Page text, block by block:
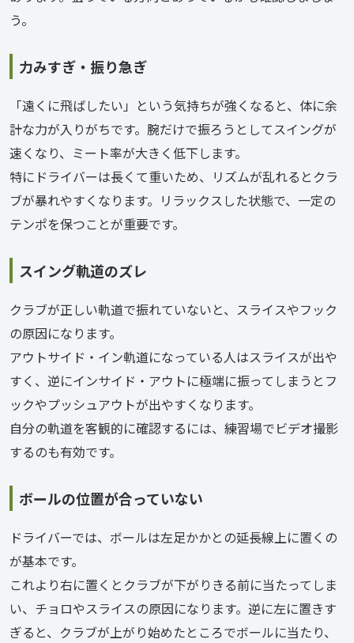
う。
力みすぎ・振り急ぎ
「遠くに飛ばしたい」という気持ちが強くなると、体に余
計な力が入りがちです。腕だけで振ろうとしてスイングが
速くなり、ミート率が大きく低下します。
特にドライバーは長くて重いため、リズムが乱れるとクラ
ブが暴れやすくなります。リラックスした状態で、一定の
テンポを保つことが重要です。
スイング軌道のズレ
クラブが正しい軌道で振れていないと、スライスやフック
の原因になります。
アウトサイド・イン軌道になっている人はスライスが出や
すく、逆にインサイド・アウトに極端に振ってしまうとフ
ックやプッシュアウトが出やすくなります。
自分の軌道を客観的に確認するには、練習場でビデオ撮影
するのも有効です。
ボールの位置が合っていない
ドライバーでは、ボールは左足かかとの延長線上に置くの
が基本です。
これより右に置くとクラブが下がりきる前に当たってしま
い、チョロやスライスの原因になります。逆に左に置きす
ぎると、クラブが上がり始めたところでボールに当たり、